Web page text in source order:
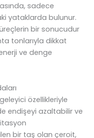
sadece
yataklarda bulunur.
bir sonucudur
tonlarıyla dikkat
ve denge
özellikleriyle
endişeyi azaltabilir ve
bir taş olan çeroit,